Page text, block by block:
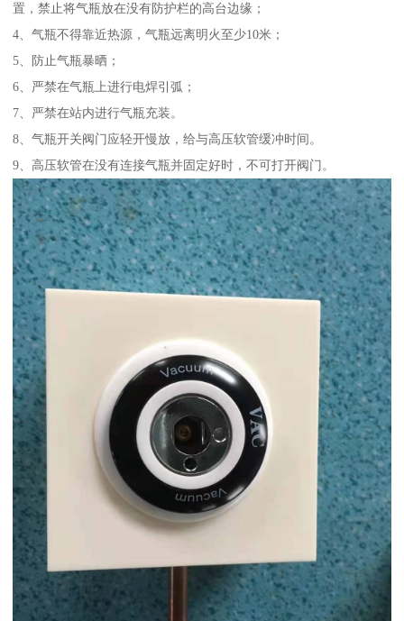
置，禁止将气瓶放在没有防护栏的高台边缘；
4、气瓶不得靠近热源，气瓶远离明火至少10米；
5、防止气瓶暴晒；
6、严禁在气瓶上进行电焊引弧；
7、严禁在站内进行气瓶充装。
8、气瓶开关阀门应轻开慢放，给与高压软管缓冲时间。
9、高压软管在没有连接气瓶并固定好时，不可打开阀门。